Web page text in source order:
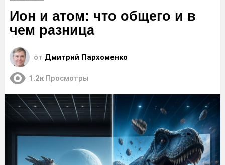
Ион и атом: что общего и в
чем разница
от Дмитрий Пархоменко
1.2к Просмотры